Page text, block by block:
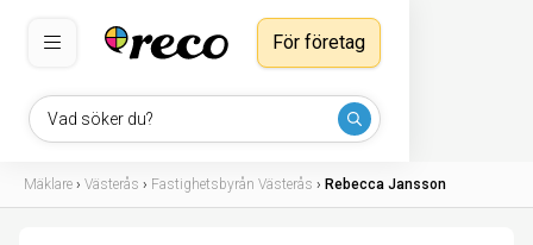
Vad söker du?
För företag
Mäklare › Västerås › Fastighetsbyrån Västerås › Rebecca Jansson